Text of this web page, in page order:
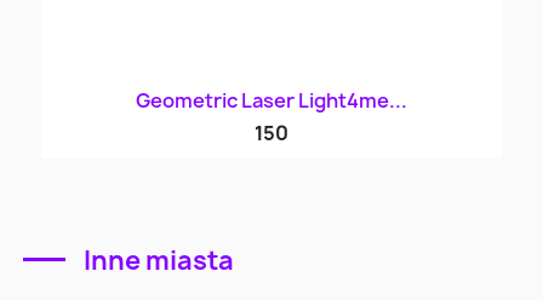
Geometric Laser Light4me...
150
Inne miasta